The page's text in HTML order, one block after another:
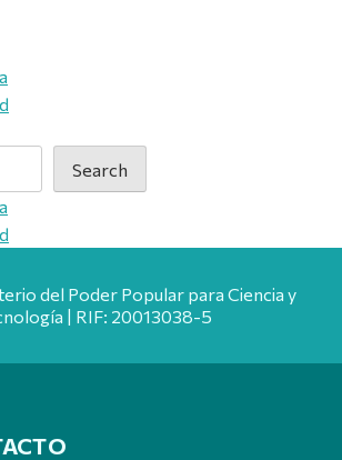
Search
del Poder Popular para Ciencia y
| RIF: 20013038-5